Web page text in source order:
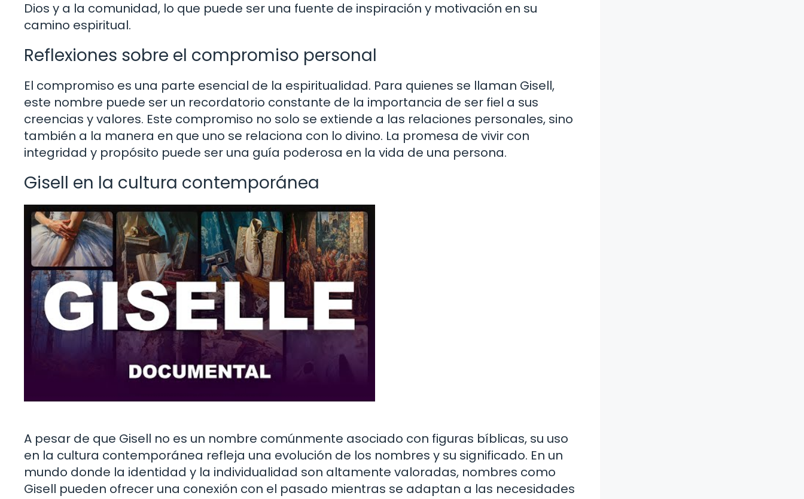
Dios y a la comunidad, lo que puede ser una fuente de inspiración y motivación en su
camino espiritual.
Reflexiones sobre el compromiso personal
El compromiso es una parte esencial de la espiritualidad. Para quienes se llaman Gisell,
este nombre puede ser un recordatorio constante de la importancia de ser fiel a sus
creencias y valores. Este compromiso no solo se extiende a las relaciones personales, sino
también a la manera en que uno se relaciona con lo divino. La promesa de vivir con
integridad y propósito puede ser una guía poderosa en la vida de una persona.
Gisell en la cultura contemporánea
A pesar de que Gisell no es un nombre comúnmente asociado con figuras bíblicas, su uso
en la cultura contemporánea refleja una evolución de los nombres y su significado. En un
mundo donde la identidad y la individualidad son altamente valoradas, nombres como
Gisell pueden ofrecer una conexión con el pasado mientras se adaptan a las necesidades